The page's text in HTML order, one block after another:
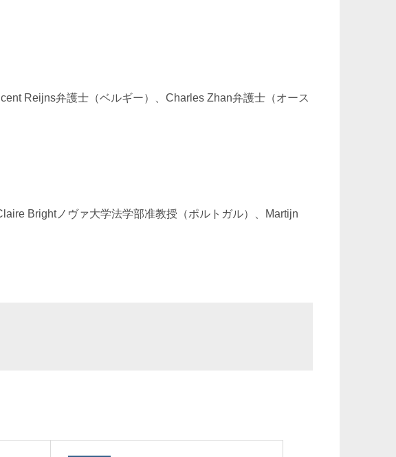
Reijns弁護士（ベルギー）、Charles Zhan弁護士（オース
Brightノヴァ大学法学部准教授（ポルトガル）、Martijn